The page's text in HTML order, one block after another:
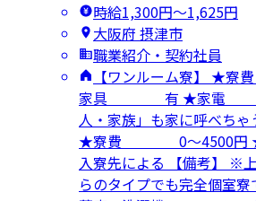
時給1,300円〜1,625円
大阪府 摂津市
職業紹介・契約社員
【ワンルーム寮】
家具 有 ★家電
人・家族」も家に呼べちゃ
★寮費 0～4500
入寮先による 【備考】 ※
らのタイプでも完全個室